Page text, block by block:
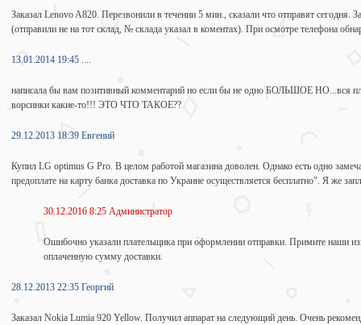
Заказал Lenovo A820. Перезвонили в течении 5 мин., сказали что отправят сегодня.
(отправили не на тот склад, № склада указал в коментах). При осмотре телефона
13.01.2014 19:45 ....
написала бы вам позитивный комментарий но если бы не одно БОЛЬШОЕ НО...вся
ворсинки какие-то!!! ЭТО ЧТО ТАКОЕ??
29.12.2013 18:39 Евгений
Купил LG optimus G Pro. В целом работой магазина доволен. Однако есть одно
предоплате на карту банка доставка по Украине осуществляется бесплатно". Я же
30.12.2016 8:25 Администратор
Ошибочно указали плательщика при оформлении отправки. Примите наши
оплаченную сумму доставки.
28.12.2013 22:35 Георгий
Заказал Nokia Lumia 920 Yellow. Получил аппарат на следующий день. Очень